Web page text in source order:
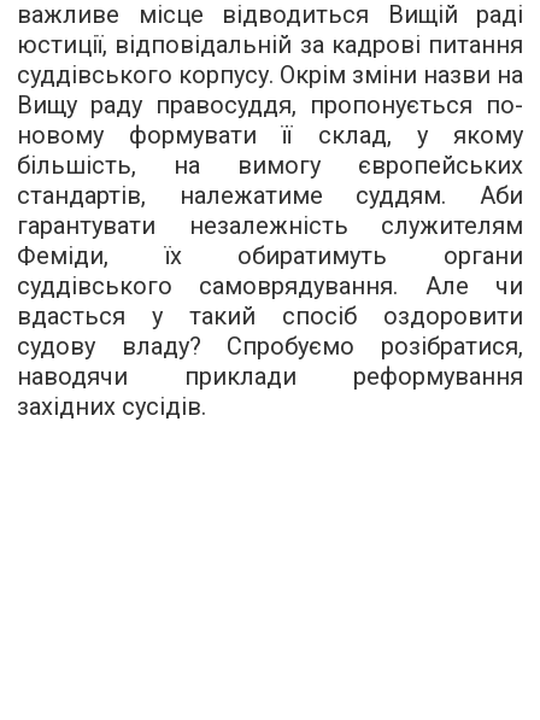
важливе місце відводиться Вищій раді
юстиції, відповідальній за кадрові питання
суддівського корпусу. Окрім зміни назви на
Вищу раду правосуддя, пропонується по-
новому формувати її склад, у якому
більшість, на вимогу європейських
стандартів, належатиме суддям. Аби
гарантувати незалежність служителям
Феміди, їх обиратимуть органи
суддівського самоврядування. Але чи
вдасться у такий спосіб оздоровити
судову владу? Спробуємо розібратися,
наводячи приклади реформування
західних сусідів.